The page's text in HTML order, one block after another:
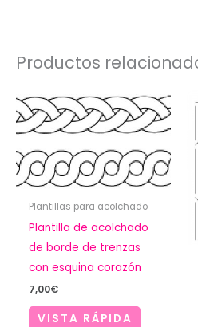
Productos
Plantillas para acolchado
Plantilla de acolchado
de borde de trenzas
con esquina corazón
7,00€
VISTA RÁPIDA